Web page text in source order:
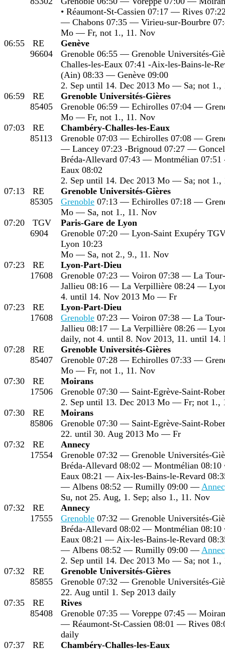
• Réaumont-St-Cassien 07:17 — Rives
— Chabons 07:35 — Virieu-sur-Bourbre
Mo — Fr, not 1., 11. Nov
06:55
RE
96604
Genève
Grenoble 06:55 — Grenoble Universités-
Challes-les-Eaux 07:41 -Aix-les-Bains-le-
(Ain) 08:33 — Genève 09:00
2. Sep until 14. Dec 2013 Mo — Sa; not 1.,
06:59
RE
85405
Grenoble Universités-Gières
Grenoble 06:59 — Echirolles 07:04 —
Mo — Fr, not 1., 11. Nov
07:03
RE
85113
Chambéry-Challes-les-Eaux
Grenoble 07:03 — Echirolles 07:08 —
— Lancey 07:23 -Brignoud 07:27 —
Bréda-Allevard 07:43 — Montmélian 07:51
Eaux 08:02
2. Sep until 14. Dec 2013 Mo — Sa; not 1.,
07:13
RE
85305
Grenoble Universités-Gières
Grenoble 07:13 — Echirolles 07:18 —
Mo — Sa, not 1., 11. Nov
07:20
TGV
6904
Paris-Gare de Lyon
Grenoble 07:20 — Lyon-Saint Exupéry
Lyon 10:23
Mo — Sa, not 2., 9., 11. Nov
07:23
RE
17608
Lyon-Part-Dieu
Grenoble 07:23 — Voiron 07:38 — La
Jallieu 08:16 — La Verpillière 08:24 —
4. until 14. Nov 2013 Mo — Fr
07:23
RE
17608
Lyon-Part-Dieu
Grenoble 07:23 — Voiron 07:38 — La
Jallieu 08:17 — La Verpillière 08:26 —
daily, not 4. until 8. Nov 2013, 11. until 14.
07:28
RE
85407
Grenoble Universités-Gières
Grenoble 07:28 — Echirolles 07:33 —
Mo — Fr, not 1., 11. Nov
07:30
RE
17506
Moirans
Grenoble 07:30 — Saint-Egrève-Saint-
2. Sep until 13. Dec 2013 Mo — Fr; not 1.,
07:30
RE
85806
Moirans
Grenoble 07:30 — Saint-Egrève-Saint-
22. until 30. Aug 2013 Mo — Fr
07:32
RE
17554
Annecy
Grenoble 07:32 — Grenoble Universités-
Bréda-Allevard 08:02 — Montmélian 08:10
Eaux 08:21 — Aix-les-Bains-le-Revard
— Albens 08:52 — Rumilly 09:00 —
Su, not 25. Aug, 1. Sep; also 1., 11. Nov
07:32
RE
17555
Annecy
Grenoble 07:32 — Grenoble Universités-
Bréda-Allevard 08:02 — Montmélian 08:10
Eaux 08:21 — Aix-les-Bains-le-Revard
— Albens 08:52 — Rumilly 09:00 —
2. Sep until 14. Dec 2013 Mo — Sa; not 1.,
07:32
RE
85855
Grenoble Universités-Gières
Grenoble 07:32 — Grenoble Universités-
22. Aug until 1. Sep 2013 daily
07:35
RE
85408
Rives
Grenoble 07:35 — Voreppe 07:45 —
— Réaumont-St-Cassien 08:01 — Rives
daily
07:37
RE
Chambéry-Challes-les-Eaux